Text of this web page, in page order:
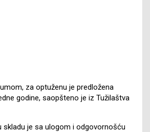
za optuženu je predložena
godine, saopšteno je iz Tužilaštva
skladu je sa ulogom i odgovornošću